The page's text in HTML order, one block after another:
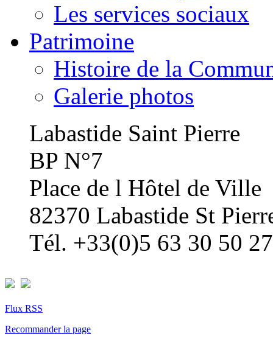
Les services sociaux
Patrimoine
Histoire de la
Galerie photos
Labastide Saint Pierre
BP N°7
Place de l Hôtel de Ville
82370 Labastide St
Tél. +33(0)5 63 30 50 27
Flux RSS
Recommander la page